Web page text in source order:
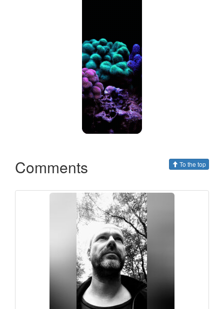
Comments To the top